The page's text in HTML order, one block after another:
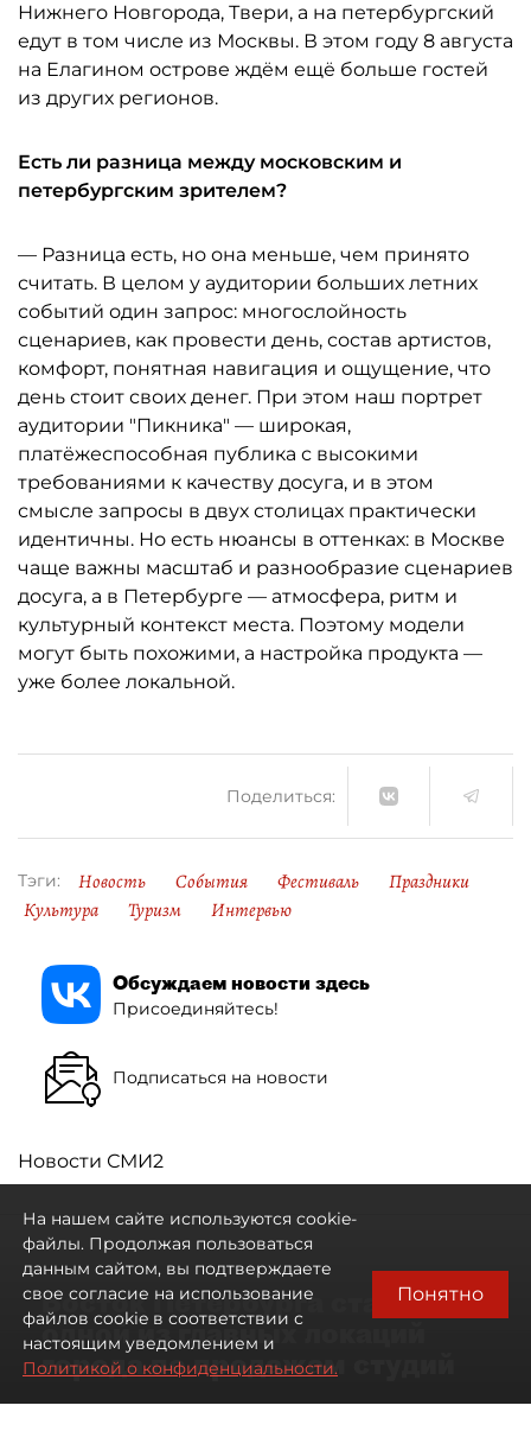
Нижнего Новгорода, Твери, а на петербургский
едут в том числе из Москвы. В этом году 8 августа
на Елагином острове ждём ещё больше гостей
из других регионов.
Есть ли разница между московским и
петербургским зрителем?
— Разница есть, но она меньше, чем принято
считать. В целом у аудитории больших летних
событий один запрос: многослойность
сценариев, как провести день, состав артистов,
комфорт, понятная навигация и ощущение, что
день стоит своих денег. При этом наш портрет
аудитории "Пикника" — широкая,
платёжеспособная публика с высокими
требованиями к качеству досуга, и в этом
смысле запросы в двух столицах практически
идентичны. Но есть нюансы в оттенках: в Москве
чаще важны масштаб и разнообразие сценариев
досуга, а в Петербурге — атмосфера, ритм и
культурный контекст места. Поэтому модели
могут быть похожими, а настройка продукта —
уже более локальной.
Поделиться:
Тэги: Новость События Фестиваль
Праздники
Культура
Туризм Интервью
Обсуждаем новости здесь
Присоединяйтесь!
Подписаться на новости
Новости СМИ2
Восток Петербурга стал
одной из главных локаций
города по продажам студий
На нашем сайте используются cookie-
файлы. Продолжая пользоваться
данным сайтом, вы подтверждаете
свое согласие на использование
файлов cookie в соответствии с
настоящим уведомлением и
Политикой о конфиденциальности.
Понятно